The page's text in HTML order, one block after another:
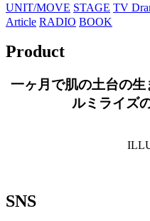
UNIT/MOVE STAGE TV
Article RADIO BOOK
Product
一ヶ月で肌の土台の
ルミライズ
SNS